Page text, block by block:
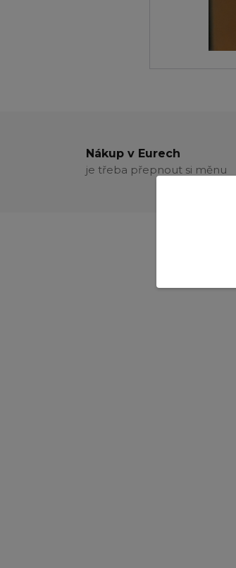
Nákup v Eurech
je třeba přepnout si měnu